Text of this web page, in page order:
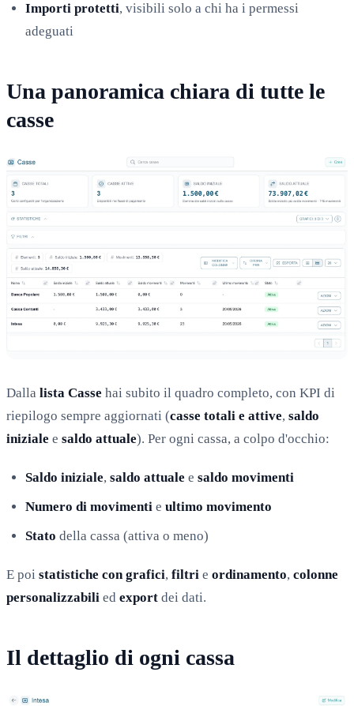
Importi protetti, visibili solo a chi ha i permessi
adeguati
Una panoramica chiara di tutte le
casse
Dalla lista Casse hai subito il quadro completo, con KPI di
riepilogo sempre aggiornati (casse totali e attive, saldo
iniziale e saldo attuale). Per ogni cassa, a colpo d'occhio:
Saldo iniziale, saldo attuale e saldo movimenti
Numero di movimenti e ultimo movimento
Stato della cassa (attiva o meno)
E poi statistiche con grafici, filtri e ordinamento, colonne
personalizzabili ed export dei dati.
Il dettaglio di ogni cassa